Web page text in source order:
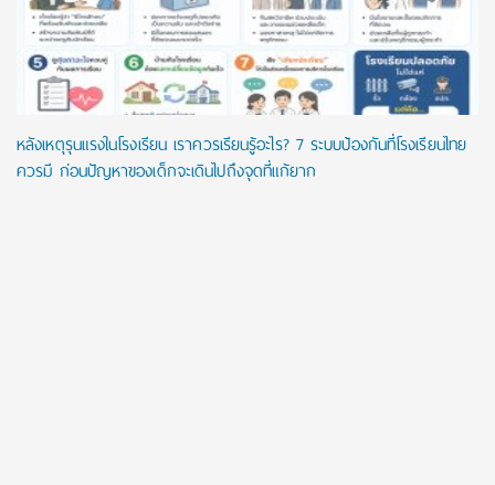
หลังเหตุรุนแรงในโรงเรียน เราควรเรียนรู้อะไร? 7 ระบบป้องกันที่โรงเรียนไทย
ควรมี ก่อนปัญหาของเด็กจะเดินไปถึงจุดที่แก้ยาก